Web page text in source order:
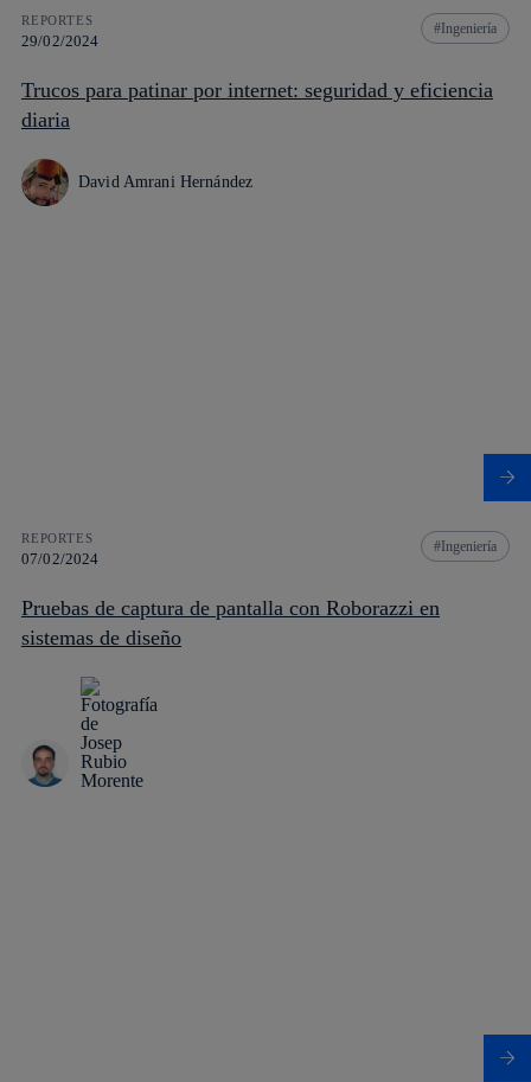
REPORTES
29/02/2024
Ingeniería
Trucos para patinar por internet: seguridad y eficiencia
diaria
David Amrani Hernández
REPORTES
07/02/2024
Ingeniería
Pruebas de captura de pantalla con Roborazzi en
sistemas de diseño